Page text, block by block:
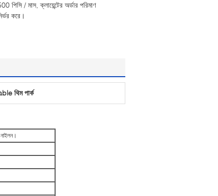
পিসি / মাস, ক্লায়েন্টের অর্ডার পরিমাণ
করে।
থিম পার্ক